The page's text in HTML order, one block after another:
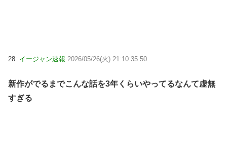
28: イージャン速報 2026/05/26(火) 21:10:35.50
新作がでるまでこんな話を3年くらいやってるなんて虚無
すぎる